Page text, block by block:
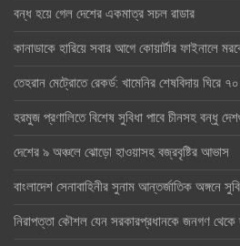
বন্ধ হয়ে গেল দেশের একমাত্র সচল রাডার
কানাডাকে হারিয়ে সবার আগে কোয়ার্টার ফাইনালে
তেহরান মেট্রোতে রেকর্ড: খামেনির শেষবিদায় ঘিরে
হরমুজ প্রণালিতে বিশেষ সুবিধা পাবে চীনসহ বন্ধু
দেশের ৯ অঞ্চলে ঝোড়ো হাওয়াসহ বজ্রবৃষ্টির আভাস
বাংলাদেশ সেনাবাহিনীর সুনাম আন্তর্জাতিক অঙ্গনে
নিরাপত্তা কৌশল যেন সরকারপ্রধানকে জনগণ থেকে